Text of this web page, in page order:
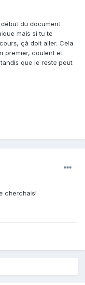
du document
mais si tu te
çà doit aller. Cela
premier, coulent et
que le reste peut
cherchais!